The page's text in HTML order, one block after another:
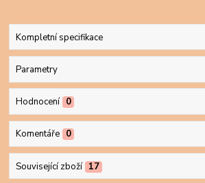
Kompletní specifikace
Parametry
Hodnocení 0
Komentáře 0
Související zboží 17